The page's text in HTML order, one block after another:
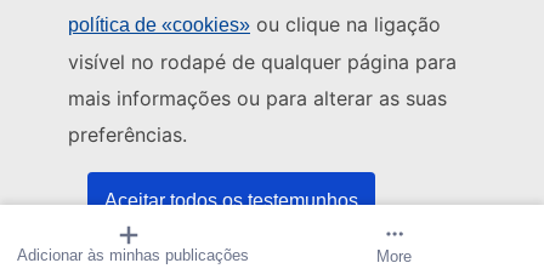
política de «cookies» ou clique na ligação
visível no rodapé de qualquer página para
mais informações ou para alterar as suas
preferências.
Aceitar todos os testemunhos
Aceitar apenas os testemunhos essenciais
Adicionar às minhas publicações Criar alerta
More
Venha ter connosco a um centro da UE
Encontre os canais da UE nas redes sociais
Instituições e organismos da UE
Pesquisar todas as instituições e órgãos da UE